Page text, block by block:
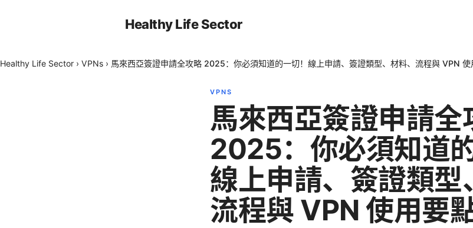
Healthy Life Sector
Healthy Life Sector › VPNs › 馬來西亞簽證申請全攻略 2025：你必須知道的一切！線上申請、簽證類型、材料、流程與 VPN 使
VPNS
馬來西亞簽證申請全
2025：你必須知道的
線上申請、簽證類型
流程與 VPN 使用要